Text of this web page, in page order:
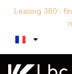
Leasing 360 :